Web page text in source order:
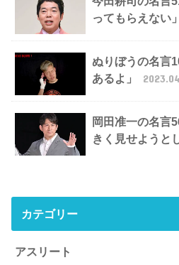
ってもらえない」
ぬりぼうの名言
あるよ」
岡田准一の名言
きく見せようと
カテゴリー
アスリート